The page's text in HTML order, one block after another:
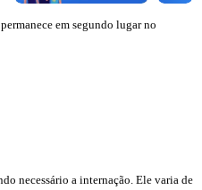
em segundo lugar no
necessário a internação. Ele varia de